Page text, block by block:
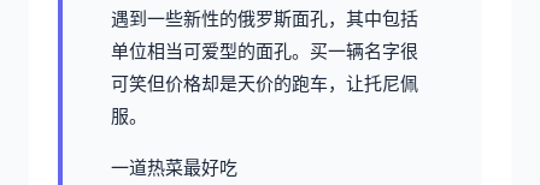
遇到一些新性的俄罗斯面孔，其中包括
单位相当可爱型的面孔。买一辆名字很
可笑但价格却是天价的跑车，让托尼佩
服。
一道热菜最好吃